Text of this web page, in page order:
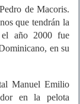
de Macoris.
que tendrán la
año 2000 fue
en su
Manuel Emilio
en la pelota